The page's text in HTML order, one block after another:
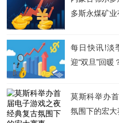
多斯永煤矿
每日快讯!淡
迎“双旦”回暖
莫斯科举办
氛围下的宏大